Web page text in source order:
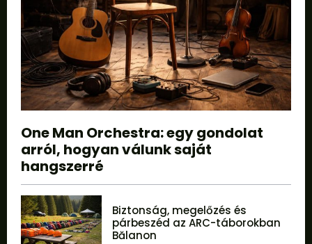
One Man Orchestra: egy gondolat
arról, hogyan válunk saját
hangszerré
Biztonság, megelőzés és
párbeszéd az ARC-táborokban
Bălanon